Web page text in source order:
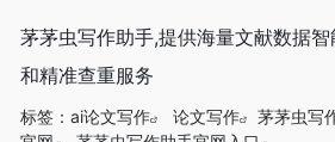
茅茅虫写作助手,提供海量文献数据
和精准查重服务
标签： ai论文写作 论文写作 茅茅虫写